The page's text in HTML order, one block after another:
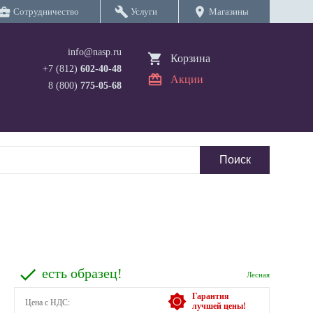
Сотрудничество build Услуги location_on Магазины
info@nasp.ru
+7 (812) 602-40-48
8 (800) 775-05-68
Корзина
Акции
Лесная
есть образец!
Гарантия
лучшей цены!
Цена с НДС: